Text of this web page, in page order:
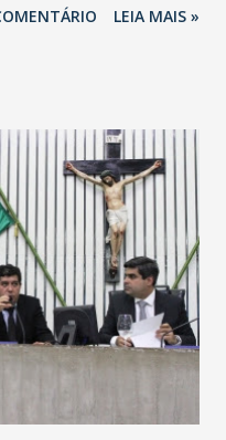
oficialmente, mas
LEIA MAIS »